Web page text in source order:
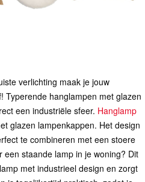
verlichting maak je jouw
Typerende hanglampen met glazen
een industriële sfeer. Hanglamp
glazen lampenkappen. Het design
te combineren met een stoere
een staande lamp in je woning? Dit
met industrieel design en zorgt